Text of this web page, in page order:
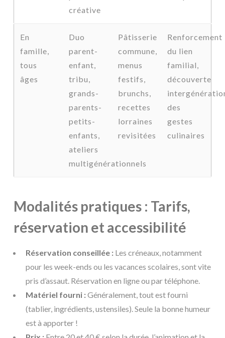
créative
En
famille,
tous
âges
Duo
parent-
enfant,
tribu,
grands-
parents-
petits-
enfants,
ateliers
multigénérationnels
Pâtisserie
commune,
menus
festifs,
brunchs,
recettes
lorraines
revisitées
Renforcement
du lien
familial,
découverte
des
gestes
culinaires
Modalités pratiques : Tarifs,
réservation et accessibilité
Réservation conseillée : Les créneaux, notamment
pour les week-ends ou les vacances scolaires, sont vite
pris d’assaut. Réservation en ligne ou par téléphone.
Matériel fourni :Généralement, tout est fourni
(tablier, ingrédients, ustensiles). Seule la bonne humeur
est à apporter !